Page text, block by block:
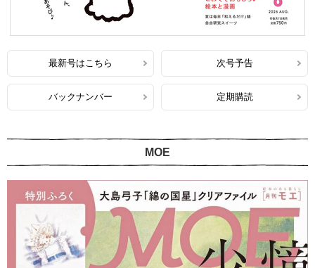
最新号はこちら 次号予告
バックナンバー 定期購読
MOE